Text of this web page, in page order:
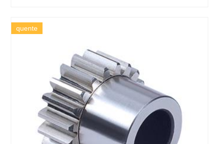
quente